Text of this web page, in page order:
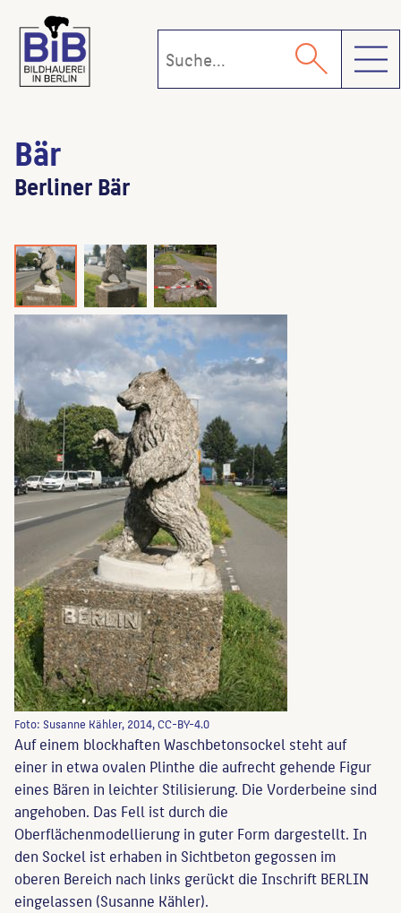
Bär
Berliner Bär
Foto: Susanne Kähler, 2014, CC-BY-4.0
Auf einem blockhaften Waschbetonsockel steht auf
einer in etwa ovalen Plinthe die aufrecht gehende Figur
eines Bären in leichter Stilisierung. Die Vorderbeine sind
angehoben. Das Fell ist durch die
Oberflächenmodellierung in guter Form dargestellt. In
den Sockel ist erhaben in Sichtbeton gegossen im
oberen Bereich nach links gerückt die Inschrift BERLIN
eingelassen (Susanne Kähler).